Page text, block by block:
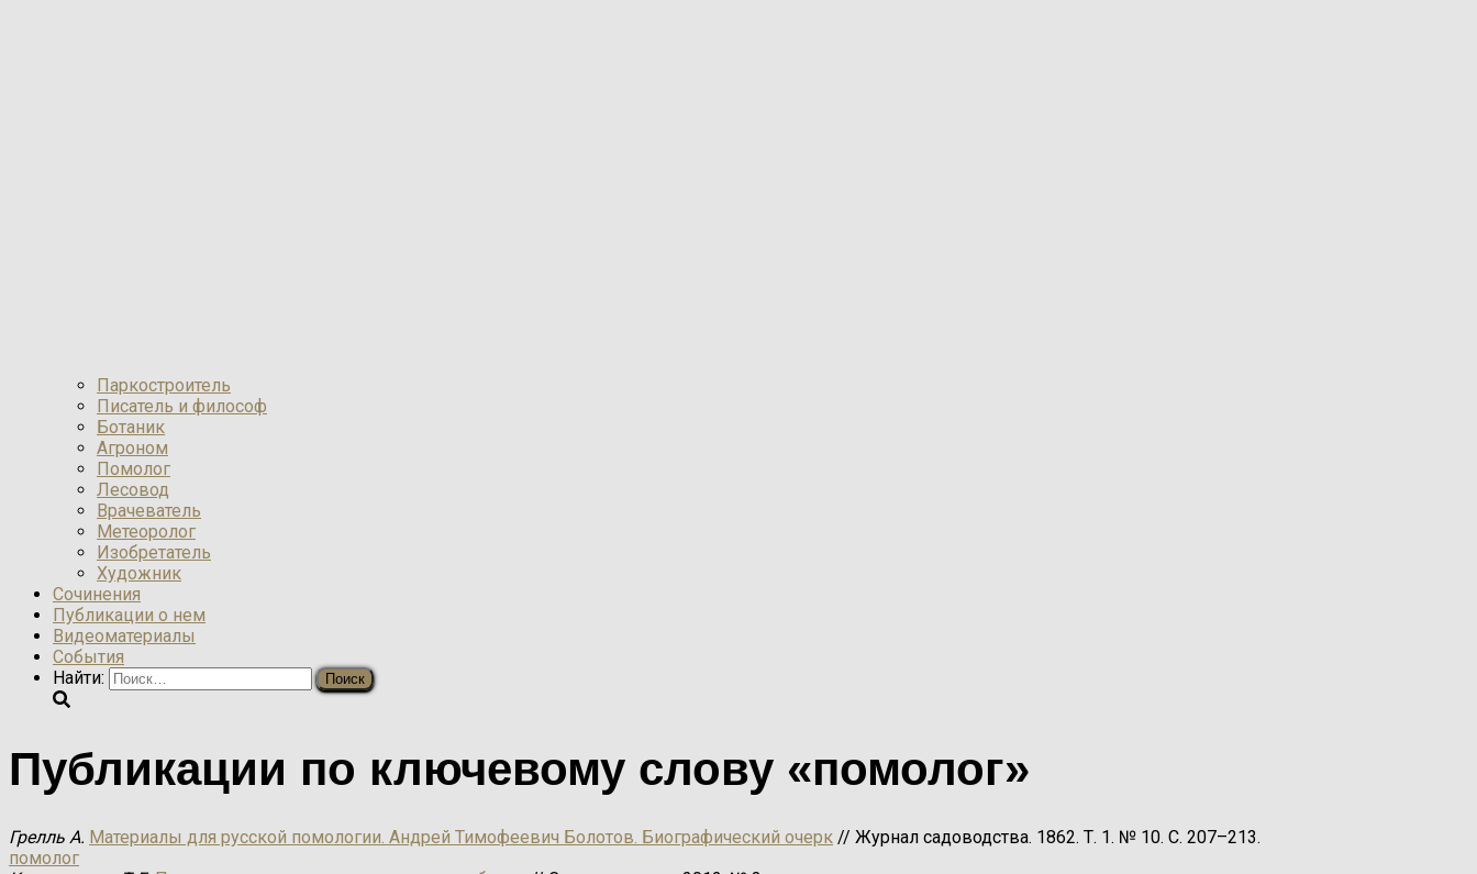
Паркостроитель
Писатель и философ
Ботаник
Агроном
Помолог
Лесовод
Врачеватель
Метеоролог
Изобретатель
Художник
Сочинения
Публикации о нем
Видеоматериалы
События
Найти:
Публикации по ключевому слову «помолог»
Грелль А. Материалы для русской помологии. Андрей Тимофеевич Болотов. Биографический очерк // Журнал садоводства. 1862. Т. 1. № 10. С. 207–213.
помолог